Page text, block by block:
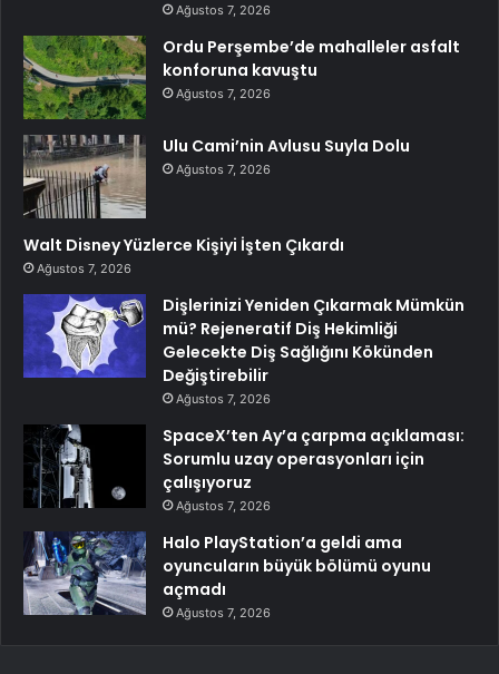
Ağustos 7, 2026
Ordu Perşembe’de mahalleler asfalt
konforuna kavuştu
Ağustos 7, 2026
Ulu Cami’nin Avlusu Suyla Dolu
Ağustos 7, 2026
Walt Disney Yüzlerce Kişiyi İşten Çıkardı
Ağustos 7, 2026
Dişlerinizi Yeniden Çıkarmak Mümkün
mü? Rejeneratif Diş Hekimliği
Gelecekte Diş Sağlığını Kökünden
Değiştirebilir
Ağustos 7, 2026
SpaceX’ten Ay’a çarpma açıklaması:
Sorumlu uzay operasyonları için
çalışıyoruz
Ağustos 7, 2026
Halo PlayStation’a geldi ama
oyuncuların büyük bölümü oyunu
açmadı
Ağustos 7, 2026